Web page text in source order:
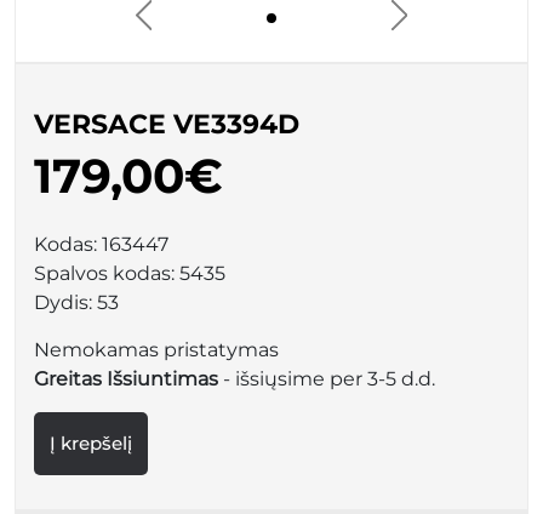
VERSACE VE3394D
179,00€
Kodas: 163447
Spalvos kodas: 5435
Dydis: 53
Nemokamas pristatymas
Greitas Išsiuntimas - išsiųsime per 3-5 d.d.
Į krepšelį